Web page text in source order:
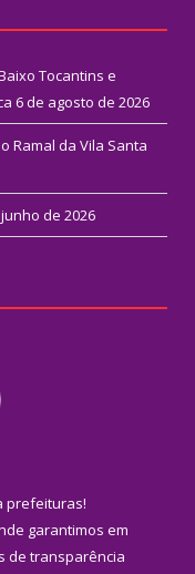
Tocantins e
6 de agosto de 2026
Ramal da Vila Santa
de 2026
prefeituras!
garantimos em
de transparência